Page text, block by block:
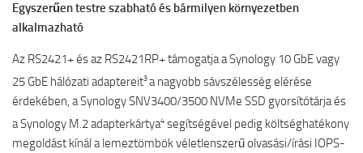
Egyszerűen testre szabható és bármilyen környezetben
alkalmazható
Az RS2421+ és az RS2421RP+ támogatja a Synology 10 GbE vagy
25 GbE hálózati adaptereit3a nagyobb sávszélesség elérése
érdekében, a Synology SNV3400/3500 NVMe SSD gyorsítótárja és
a Synology M.2 adapterkártya4 segítségével pedig költséghatékony
megoldást kínál a lemeztömbök véletlenszerű olvasási/írási IOPS-